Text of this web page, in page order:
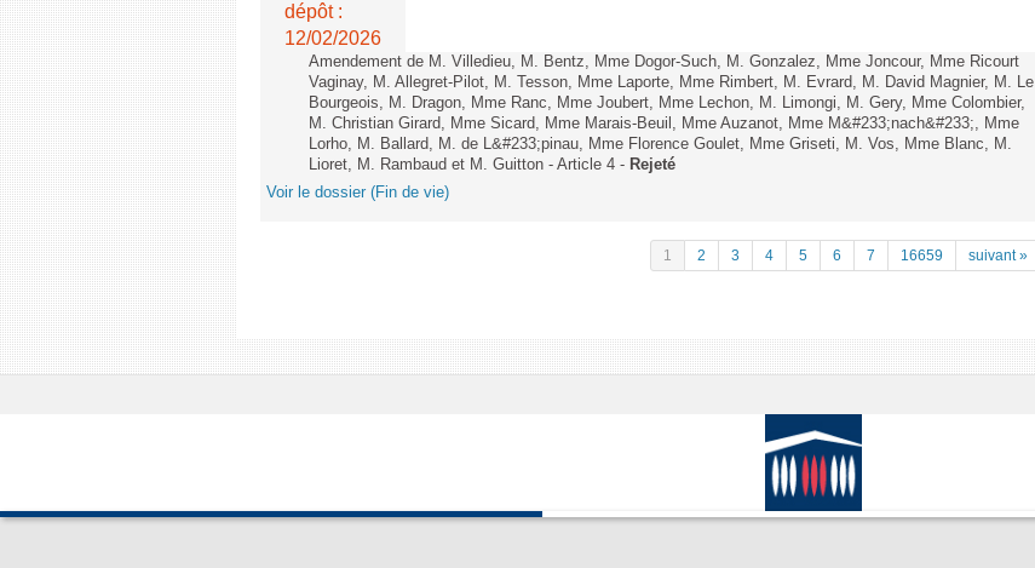
dépôt :
12/02/2026
Amendement de M. Villedieu, M. Bentz, Mme Dogor-Such, M. Gonzalez, Mme Joncour, Mme Ricourt
Vaginay, M. Allegret-Pilot, M. Tesson, Mme Laporte, Mme Rimbert, M. Evrard, M. David Magnier, M. Le
Bourgeois, M. Dragon, Mme Ranc, Mme Joubert, Mme Lechon, M. Limongi, M. Gery, Mme Colombier,
M. Christian Girard, Mme Sicard, Mme Marais-Beuil, Mme Auzanot, Mme M&#233;nach&#233;, Mme
Lorho, M. Ballard, M. de L&#233;pinau, Mme Florence Goulet, Mme Griseti, M. Vos, Mme Blanc, M.
Lioret, M. Rambaud et M. Guitton - Article 4 - Rejeté
Voir le dossier (Fin de vie)
1 2 3 4 5 6 7 16659 suivant »